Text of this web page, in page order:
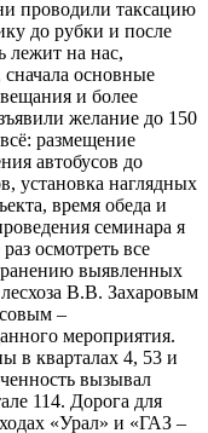
проводили таксацию
до рубки и после
лежит на нас,
сначала основные
и более
желание до 150
размещение
автобусов до
установка наглядных
время обеда и
семинара я
осмотреть все
выявленных
В.В. Захаровым
–
мероприятия.
в кварталах 4, 53 и
вызывал
114. Дорога для
«Урал» и «ГАЗ –